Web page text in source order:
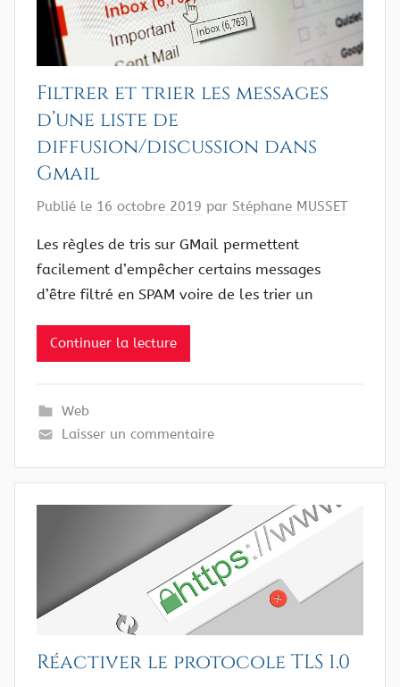
Filtrer et trier les messages
d’une liste de
diffusion/discussion dans
Gmail
Publié le 16 octobre 2019 par Stéphane MUSSET
Les règles de tris sur GMail permettent
facilement d’empêcher certains messages
d’être filtré en SPAM voire de les trier un
Continuer la lecture
Web
Laisser un commentaire
Réactiver le protocole TLS 1.0